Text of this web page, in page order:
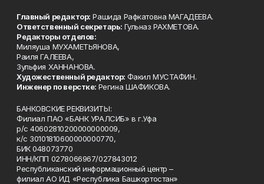
Главный редактор: Рашида Рафкатовна МАГАДЕЕВА.
Ответственный секретарь: Гульназ РАХМЕТОВА.
Редакторы отделов:
Миляуша МУХАМЕТЬЯНОВА,
Раиля ГАЛЕЕВА,
Зульфия ХАННАНОВА.
Художественный редактор: Факил МУСТАФИН.
Инженер по верстке: Регина ШАФИКОВА.
БАНКОВСКИЕ РЕКВИЗИТЫ:
Филиал ПАО «БАНК УРАЛСИБ» в г.Уфа
р/с 40602810200000000009,
к/с 30101810600000000770,
БИК 048073770
ИНН/КПП 0278066967/027843012
Республиканский информационный центр –
филиал АО ИД «Республика Башкортостан»